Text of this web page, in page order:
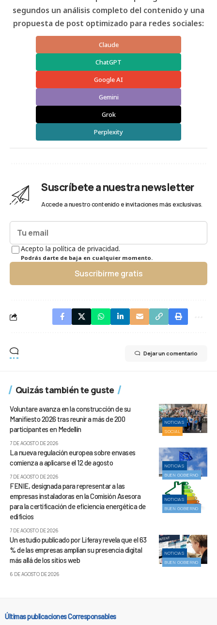
segundos un análisis completo del contenido y una
propuesta de post optimizado para redes sociales:
Claude
ChatGPT
Google AI
Gemini
Grok
Perplexity
Suscríbete a nuestra newsletter
Accede a nuestro contenido e invitaciones más exclusivas.
Acepto la política de privacidad.
Podrás darte de baja en cualquier momento.
Suscribirme gratis
Dejar un comentario
Quizás también te guste
NOTICIAS
SOCIAL
Voluntare avanza en la construcción de su
Manifiesto 2026 tras reunir a más de 200
participantes en Medellín
7 DE AGOSTO DE 2026
NOTICIAS
BUEN GOBIERNO
La nueva regulación europea sobre envases
comienza a aplicarse el 12 de agosto
7 DE AGOSTO DE 2026
NOTICIAS
BUEN GOBIERNO
FENIE, designada para representar a las
empresas instaladoras en la Comisión Asesora
para la certificación de eficiencia energética de
edificios
7 DE AGOSTO DE 2026
NOTICIAS
BUEN GOBIERNO
Un estudio publicado por Liferay revela que el 63
% de las empresas amplían su presencia digital
más allá de los sitios web
6 DE AGOSTO DE 2026
Últimas publicaciones Corresponsables